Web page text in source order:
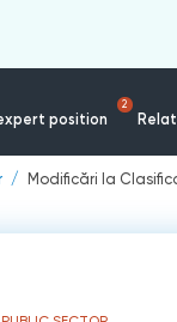
position
2
Modificări la